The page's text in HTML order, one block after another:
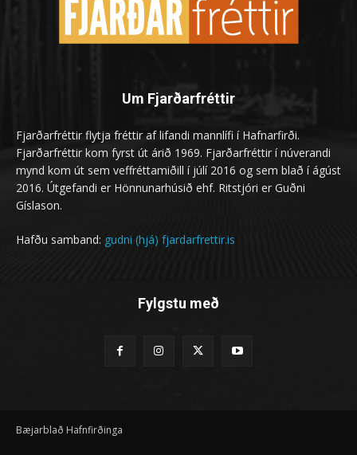
Um Fjarðarfréttir
Fjarðarfréttir flytja fréttir af lifandi mannlífi í Hafnarfirði.
Fjarðarfréttir kom fyrst út árið 1969. Fjarðarfréttir í núverandi
mynd kom út sem veffréttamiðill í júlí 2016 og sem blað í ágúst
2016. Útgefandi er Hönnunarhúsið ehf. Ritstjóri er Guðni
Gíslason.
Hafðu samband: gudni (hjá) fjardarfrettir.is
Fylgstu með
Bæjarblað Hafnfirðinga